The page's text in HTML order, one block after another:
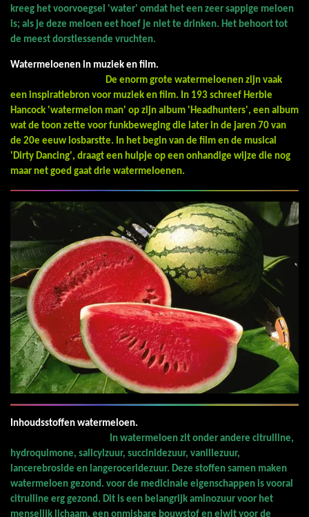
kreeg het voorvoegsel 'water' omdat het een zeer sappige meloen
is; als je deze meloen eet hoef je niet te drinken. Het behoort tot
de meest dorstlessende vruchten.
Watermeloenen in muziek en film.
De enorm grote watermeloenen zijn vaak
een inspiratiebron voor muziek en film. In 193 schreef Herbie
Hancock 'watermelon man' op zijn album 'Headhunters', een album
wat de toon zette voor funkbeweging die later in de jaren 70 van
de 20e eeuw losbarstte. In het begin van de film en de musical
'Dirty Dancing', draagt een hulpje op een onhandige wijze die nog
maar net goed gaat drie watermeloenen.
Inhoudsstoffen watermeloen.
In watermeloen zit onder andere citrulline,
hydroquimone, salicylzuur, succinidezuur, vanillezuur,
lancerebroside en langeroceridezuur. Deze stoffen samen maken
watermeloen gezond. voor de medicinale eigenschappen is vooral
citrulline erg gezond. Dit is een belangrijk aminozuur voor het
menselijk lichaam, een onmisbare bouwstof en eiwit voor de